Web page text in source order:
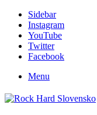
Sidebar
Instagram
YouTube
Twitter
Facebook
Menu